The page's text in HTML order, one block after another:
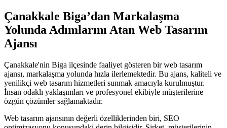
Çanakkale Biga’dan Markalaşma
Yolunda Adımlarını Atan Web Tasarım
Ajansı
Çanakkale'nin Biga ilçesinde faaliyet gösteren bir web tasarım
ajansı, markalaşma yolunda hızla ilerlemektedir. Bu ajans, kaliteli ve
yenilikçi web tasarım hizmetleri sunmak amacıyla kurulmuştur.
İnsan odaklı yaklaşımları ve profesyonel ekibiyle müşterilerine
özgün çözümler sağlamaktadır.
Web tasarım ajansının değerli özelliklerinden biri, SEO